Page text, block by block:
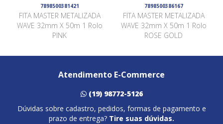
7898500381421
FITA MASTER METALIZADA
WAVE 32mm X 50m 1 Rolo
PINK
7898500386167
FITA MASTER METALIZADA
WAVE 32mm X 50m 1 Rolo
ROSE GOLD
Atendimento E-Commerce
(19) 98772-5126
Dúvidas sobre cadastro, pedidos, formas de pagamento e
prazo de entrega? Tire suas dúvidas.